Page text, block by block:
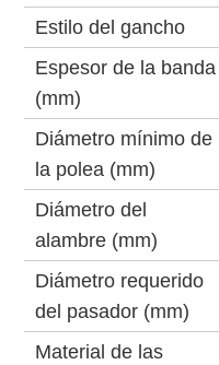
Estilo del gancho
Espesor de la banda
(mm)
Diámetro mínimo de
la polea (mm)
Diámetro del
alambre (mm)
Diámetro requerido
del pasador (mm)
Material de las